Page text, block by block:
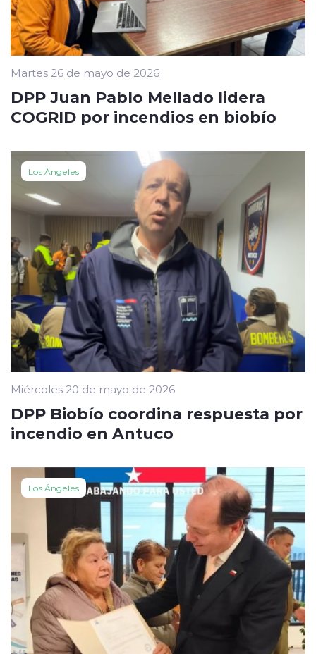
Martes 26 de mayo de 2026
DPP Juan Pablo Mellado lidera
COGRID por incendios en biobío
Los Ángeles
Miércoles 20 de mayo de 2026
DPP Biobío coordina respuesta por
incendio en Antuco
Los Ángeles